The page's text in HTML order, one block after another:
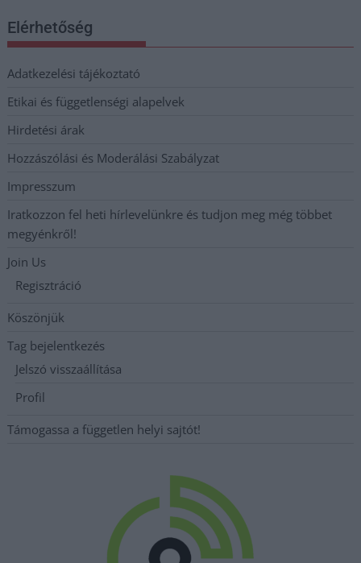
Elérhetőség
Adatkezelési tájékoztató
Etikai és függetlenségi alapelvek
Hirdetési árak
Hozzászólási és Moderálási Szabályzat
Impresszum
Iratkozzon fel heti hírlevelünkre és tudjon meg még többet
megyénkről!
Join Us
Regisztráció
Köszönjük
Tag bejelentkezés
Jelszó visszaállítása
Profil
Támogassa a független helyi sajtót!